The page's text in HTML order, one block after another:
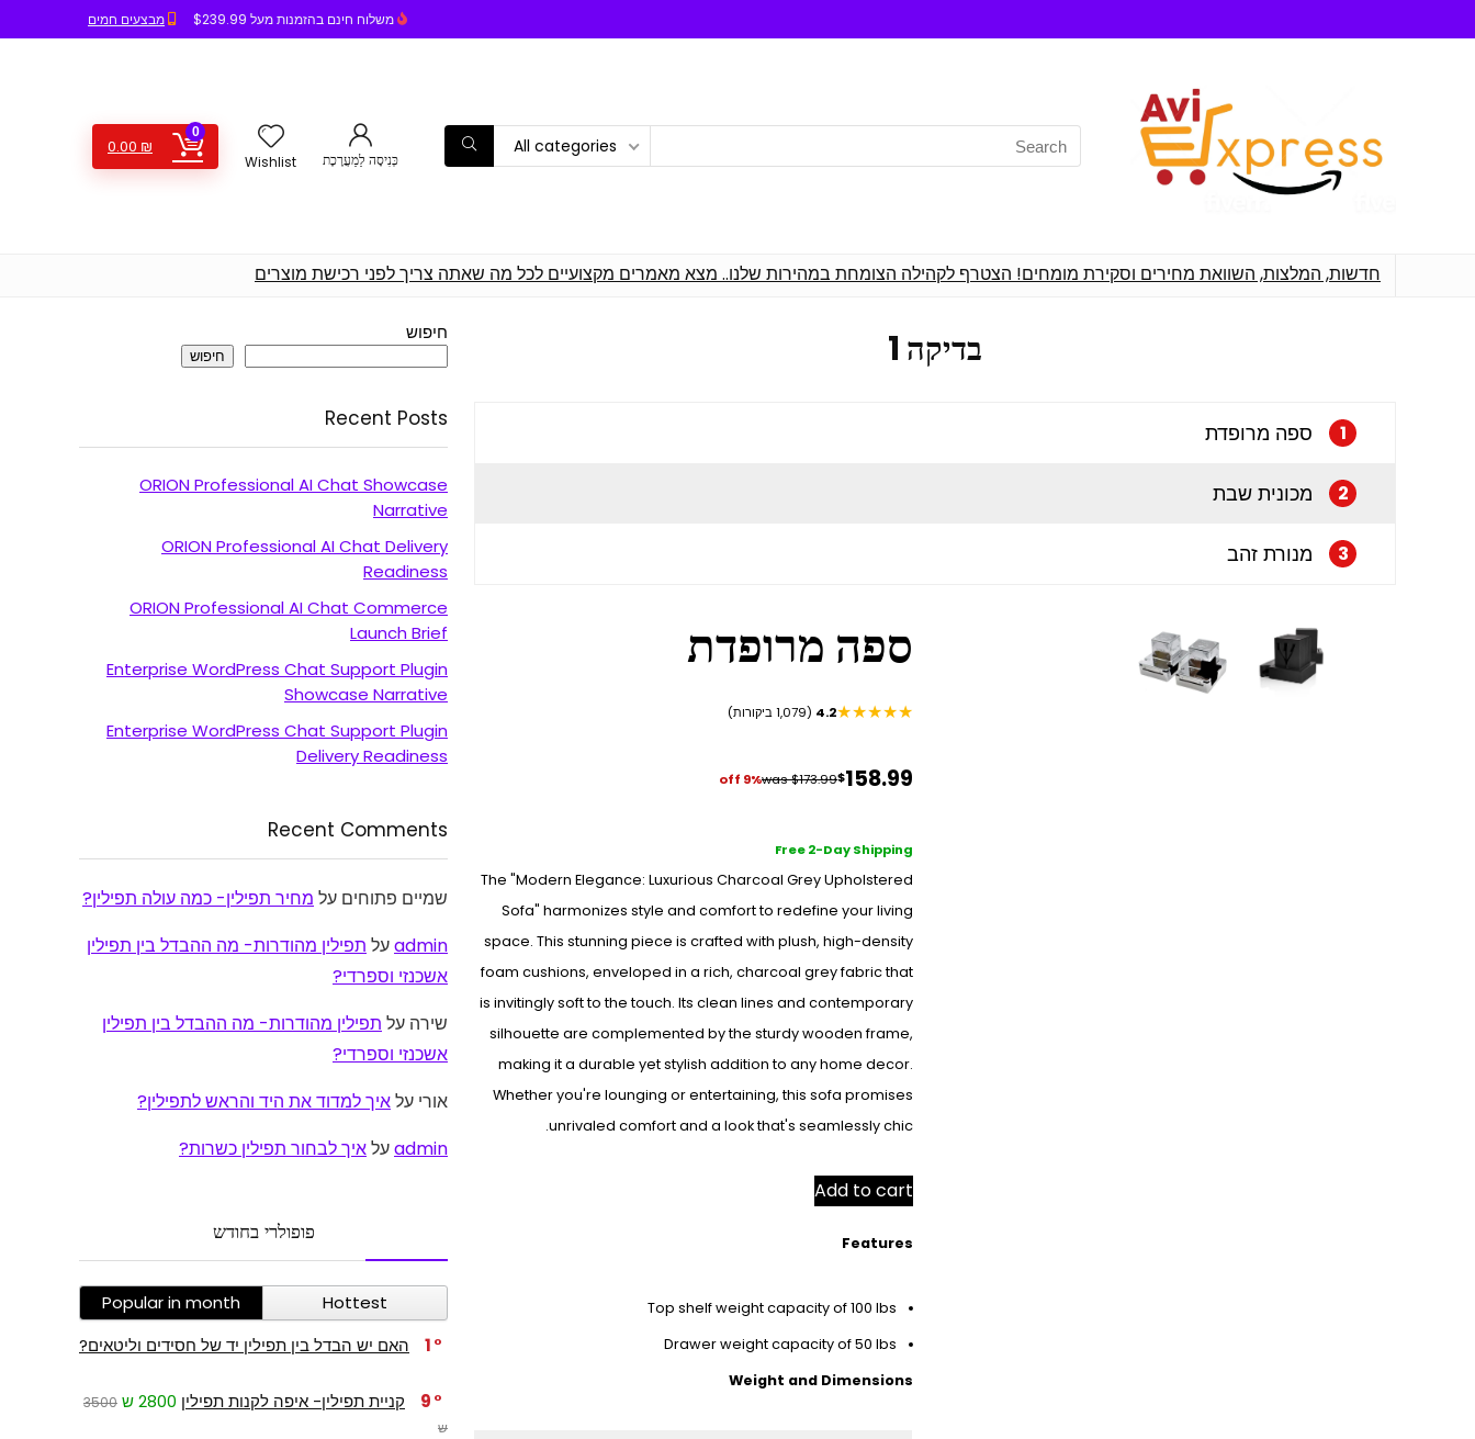
משלוח חינם בהזמנות מעל $239.99 מבצעים חמים
Search
for:
All categories
כְּנִיסָה לַמַעֲרֶכֶת Wishlist
0
0.00 ₪
חדשות, המלצות, השוואת מחירים וסקירת מומחים! הצטרף לקהילה הצומחת במהירות שלנו.. מצא מאמרים מקצועיים לכל מה שאתה צריך לפני רכישת מוצרים
בדיקה 1
1 ספה מרופדת
2 מכונית שבת
3 מנורת זהב
ספה מרופדת
★★★★★
4.2 (1,079 ביקורות)
$158.99
was $173.99
9% off
Free 2-Day Shipping
The "Modern Elegance: Luxurious Charcoal Grey Upholstered
Sofa" harmonizes style and comfort to redefine your living
space. This stunning piece is crafted with plush, high-density
foam cushions, enveloped in a rich, charcoal grey fabric that
is invitingly soft to the touch. Its clean lines and contemporary
silhouette are complemented by the sturdy wooden frame,
making it a durable yet stylish addition to any home decor.
Whether you're lounging or entertaining, this sofa promises
unrivaled comfort and a look that's seamlessly chic.
Add to cart
Features
Top shelf weight capacity of 100 lbs
Drawer weight capacity of 50 lbs
Weight and Dimensions
חיפוש
חיפוש
Recent Posts
ORION Professional AI Chat Showcase
Narrative
ORION Professional AI Chat Delivery
Readiness
ORION Professional AI Chat Commerce
Launch Brief
Enterprise WordPress Chat Support Plugin
Showcase Narrative
Enterprise WordPress Chat Support Plugin
Delivery Readiness
Recent Comments
שמיים פתוחים על מחיר תפילין- כמה עולה תפילין?
adminעל תפילין מהודרות- מה ההבדל בין תפילין
אשכנזי וספרדי?
שירה על תפילין מהודרות- מה ההבדל בין תפילין
אשכנזי וספרדי?
אורי עלאיך למדוד את היד והראש לתפילין?
adminעלאיך לבחור תפילין כשרות?
פופולרי בחודש
Popular in month
Hottest
1
האם יש הבדל בין תפילין יד של חסידים וליטאים?
9 קניית תפילין- איפה לקנות תפילין 2800 ש
3500
ש